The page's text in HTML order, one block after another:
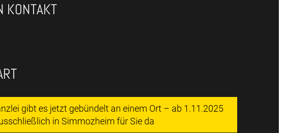
KONTAKT
gibt es jetzt gebündelt an einem Ort – ab 1.11.2025
in Simmozheim für Sie da